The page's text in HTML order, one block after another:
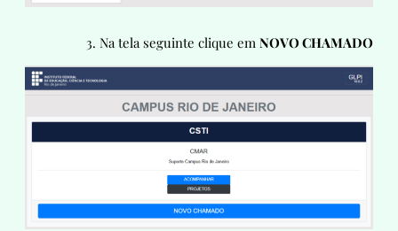
3. Na tela seguinte clique em NOVO CHAMADO